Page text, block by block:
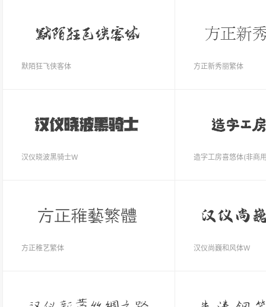
默陌狂飞侠客体 方正新秀丽繁体
汉仪晓波黑骑士W 造字工房喜悠体(非商
方正稚艺繁体 汉仪尚巍和风体W